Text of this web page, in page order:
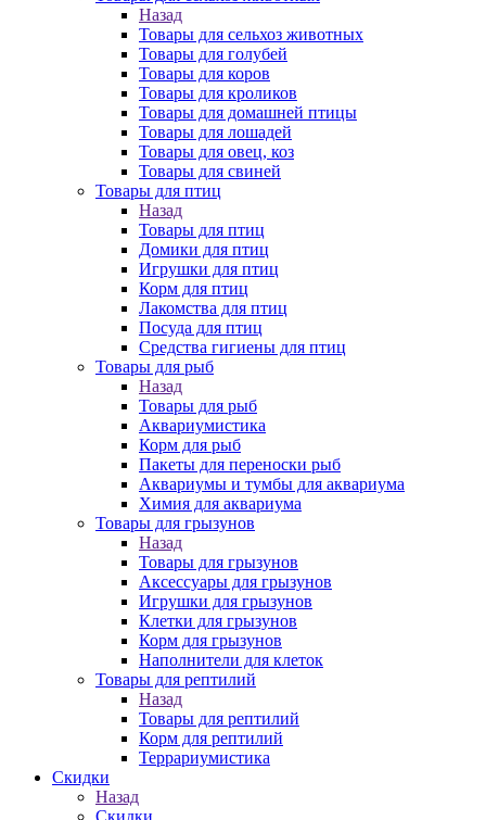
Назад
Товары для сельхоз животных
Товары для голубей
Товары для коров
Товары для кроликов
Товары для домашней птицы
Товары для лошадей
Товары для овец, коз
Товары для свиней
Товары для птиц
Назад
Товары для птиц
Домики для птиц
Игрушки для птиц
Корм для птиц
Лакомства для птиц
Посуда для птиц
Средства гигиены для птиц
Товары для рыб
Назад
Товары для рыб
Аквариумистика
Корм для рыб
Пакеты для переноски рыб
Аквариумы и тумбы для аквариума
Химия для аквариума
Товары для грызунов
Назад
Товары для грызунов
Аксессуары для грызунов
Игрушки для грызунов
Клетки для грызунов
Корм для грызунов
Наполнители для клеток
Товары для рептилий
Назад
Товары для рептилий
Корм для рептилий
Террариумистика
Скидки
Назад
Скидки